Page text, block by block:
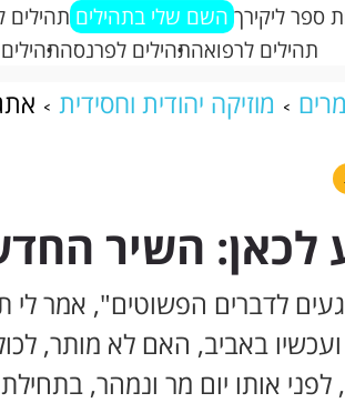
ספר ליקירך השם שלי בתהילים תהילים
תהילים לרפואהתהילים לפרנסה
מוזיקה יהודית וחסידית
לכאן: השיר
לדברים הפשוטים", אמר לי
ועכשיו באביב, האם לא מותר,
אותו יום מר ונמהר,